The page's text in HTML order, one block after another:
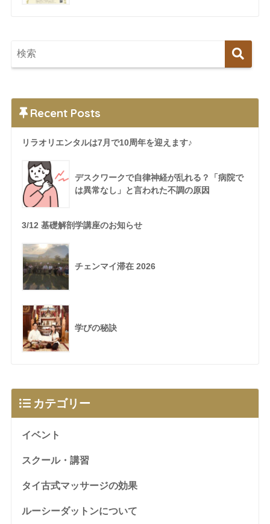
Recent Posts
リラオリエンタルは7月で10周年を迎えます♪
デスクワークで自律神経が乱れる？「病院で
は異常なし」と言われた不調の原因
3/12 基礎解剖学講座のお知らせ
チェンマイ滞在 2026
学びの秘訣
カテゴリー
イベント
スクール・講習
タイ古式マッサージの効果
ルーシーダットンについて